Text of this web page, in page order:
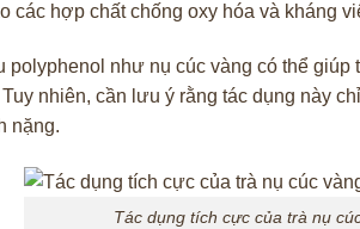
các hợp chất chống oxy hóa và kháng
polyphenol như nụ cúc vàng có thể
nhiên, cần lưu ý rằng tác dụng này
nặng.
Tác dụng tích cực của trà nụ